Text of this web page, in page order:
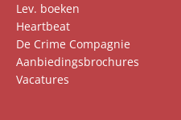
Lev. boeken
Heartbeat
De Crime Compagnie
Aanbiedingsbrochures
Vacatures